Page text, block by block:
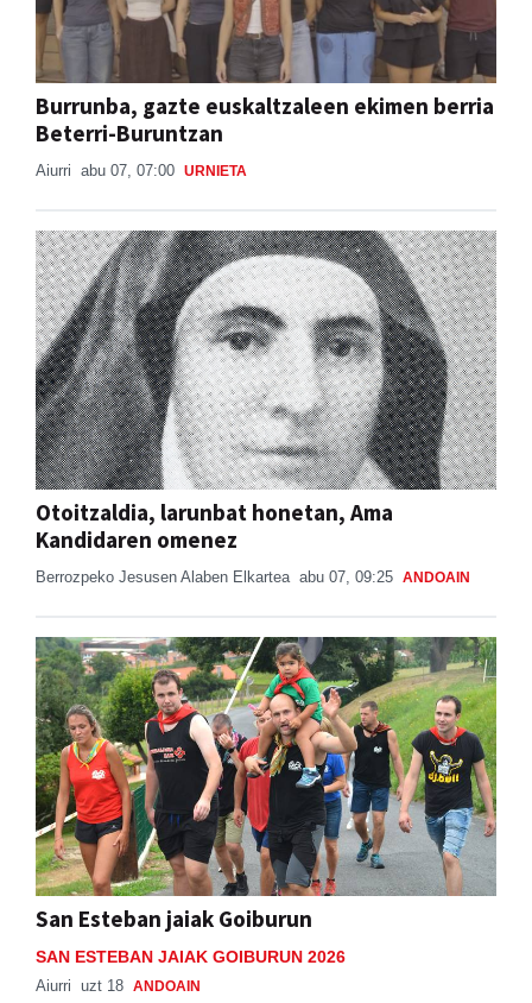
Burrunba, gazte euskaltzaleen ekimen berria
Beterri-Buruntzan
Aiurri abu 07, 07:00 URNIETA
Otoitzaldia, larunbat honetan, Ama
Kandidaren omenez
Berrozpeko Jesusen Alaben Elkartea abu 07, 09:25 ANDOAIN
San Esteban jaiak Goiburun
SAN ESTEBAN JAIAK GOIBURUN 2026
Aiurri uzt 18 ANDOAIN